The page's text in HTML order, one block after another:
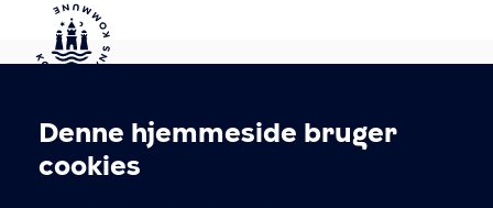
Cookieindstillinger
Denne hjemmeside bruger
cookies
Kontakt Københavns Kommune
T